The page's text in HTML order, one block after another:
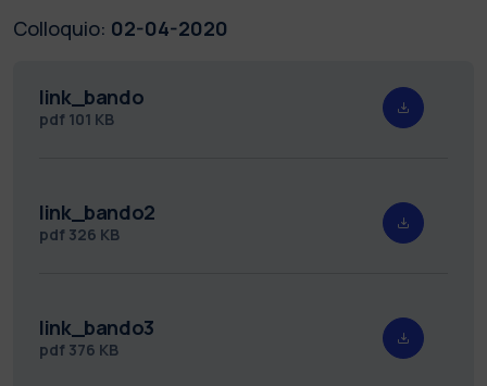
Colloquio: 02-04-2020
link_bando
pdf 101 KB
link_bando2
pdf 326 KB
link_bando3
pdf 376 KB